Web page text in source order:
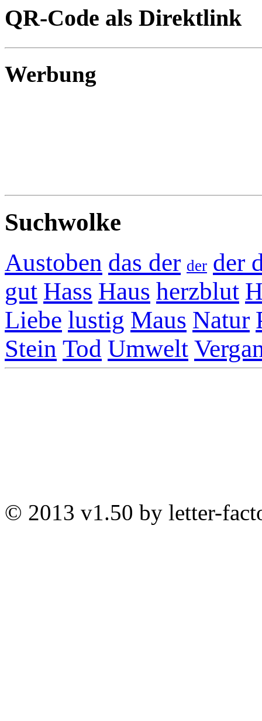
QR-Code als Direktlink
Werbung
Suchwolke
Austoben das der der der
gut Hass Haus herzblut
Liebe lustig Maus Natur
Stein Tod Umwelt
© 2013 v1.50 by letter-